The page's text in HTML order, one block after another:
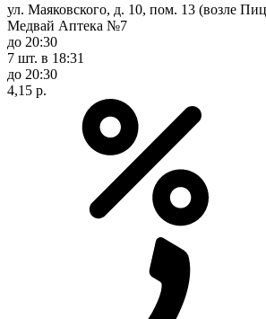
ул. Маяковского, д. 10, пом. 13 (возле
Медвай Аптека №7
до 20:30
7 шт. в 18:31
до 20:30
4,15 р.